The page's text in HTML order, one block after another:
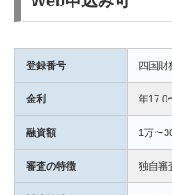
登録番号 四国財
金利 年17.0
融資額 1万〜
審査の特徴 独自審